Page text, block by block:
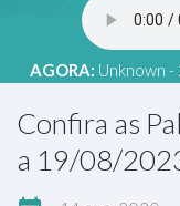
AGORA: Unknown
Confira as
a 19/08/